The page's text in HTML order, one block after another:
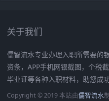
关于我们
儒智流水专业办理入职所需要的
资条，APP手机网银截图，个税
毕业证等各种入职材料，助您成
Copyright © 2019 本站由儒智流水